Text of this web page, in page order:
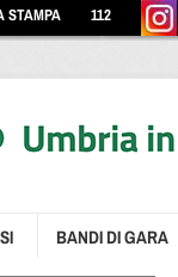
STAMPA 112
BANDI DI GARA